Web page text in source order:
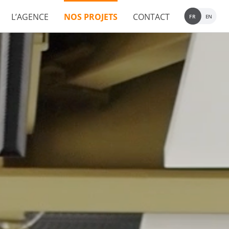
L’AGENCE NOS PROJETS CONTACT FR EN